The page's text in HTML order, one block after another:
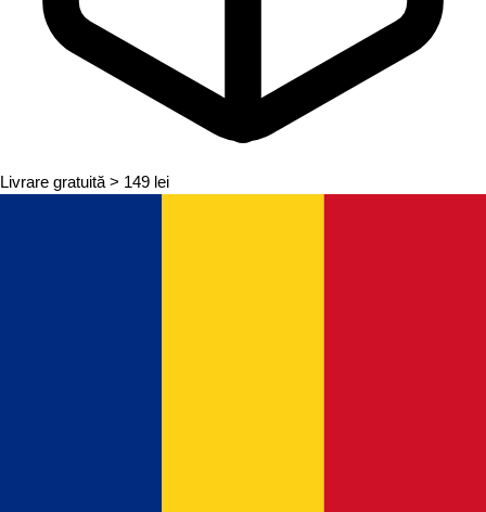
Livrare gratuită > 149 lei